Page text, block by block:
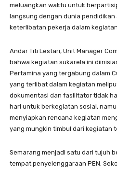
meluangkan waktu untuk
langsung dengan dunia
keterlibatan pekerja dalam
Andar Titi Lestari, Unit Manager
bahwa kegiatan sukarela ini
Pertamina yang tergabung dalam
yang terlibat dalam kegiatan
dokumentasi dan fasilitator tidak
hari untuk berkegiatan sosial,
menyiapkan rencana kegiatan
yang mungkin timbul dari kegiatan
Semarang menjadi satu dari tujuh
tempat penyelenggaraan PEN.